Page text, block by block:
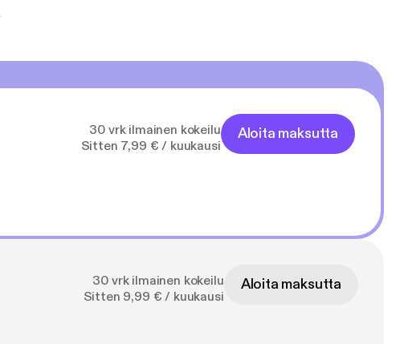
30 vrk ilmainen kokeilu
Sitten 7,99 € / kuukausi
Aloita maksutta
30 vrk ilmainen kokeilu
Sitten 9,99 € / kuukausi
Aloita maksutta